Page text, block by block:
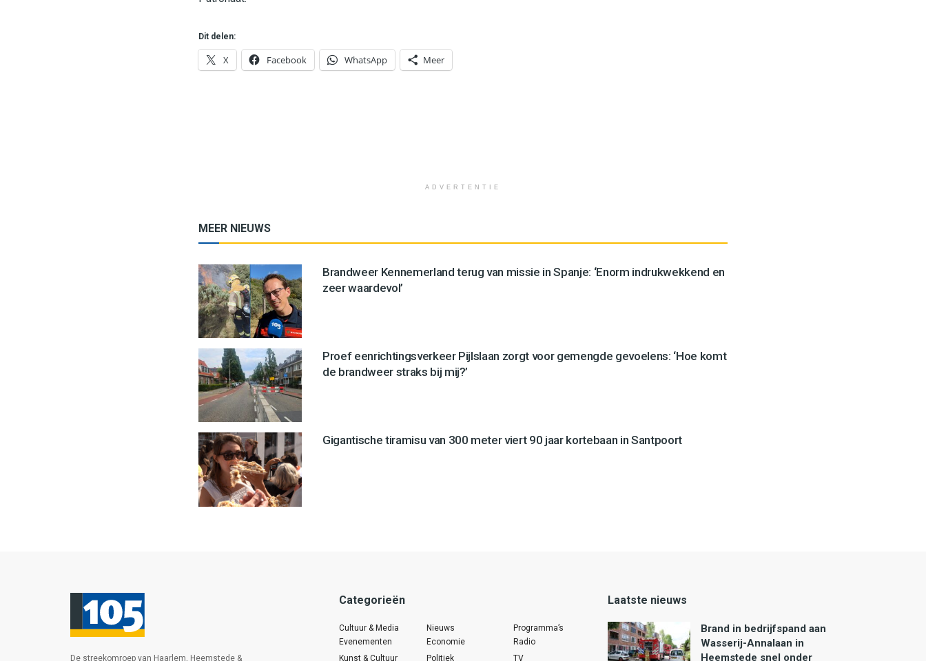
Dit delen:
X Facebook WhatsApp Meer
ADVERTENTIE
MEER NIEUWS
Brandweer Kennemerland terug van missie in Spanje: ‘Enorm indrukwekkend en
zeer waardevol’
Proef eenrichtingsverkeer Pijlslaan zorgt voor gemengde gevoelens: ‘Hoe komt
de brandweer straks bij mij?’
Gigantische tiramisu van 300 meter viert 90 jaar kortebaan in Santpoort
De streekomroep van Haarlem, Heemstede &
Categorieën
Cultuur & Media
Evenementen
Kunst & Cultuur
Nieuws
Economie
Politiek
Programma’s
Radio
TV
Laatste nieuws
Brand in bedrijfspand aan
Wasserij-Annalaan in
Heemstede snel onder